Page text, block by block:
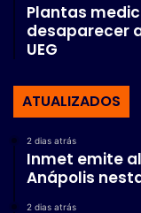
Plantas
desaparecer
UEG
ATUALIZADOS
2 dias atrás
Inmet emite
Anápolis
2 dias atrás